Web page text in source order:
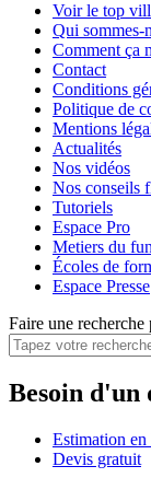
Voir le top
Qui sommes-
Comment ça
Contact
Conditions
Politique de
Mentions
Actualités
Nos vidéos
Nos conseils
Tutoriels
Espace Pro
Metiers du
Écoles de
Espace Presse
Faire une recherche
Besoin d'un
Estimation en
Devis gratuit